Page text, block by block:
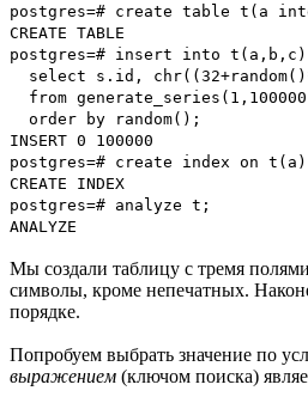
postgres=# create table t(a
CREATE TABLE
postgres=# insert into t(a,b,c)
select s.id,
from
order by random();
INSERT 0 100000
postgres=# create index on
CREATE INDEX
postgres=# analyze t;
ANALYZE
Мы создали таблицу с тремя
символы, кроме непечатных.
порядке.
Попробуем выбрать значение по
выражением (ключом поиска)